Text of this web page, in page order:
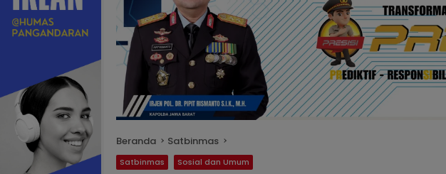
Beranda Satbinmas
Satbinmas Sosial dan Umum